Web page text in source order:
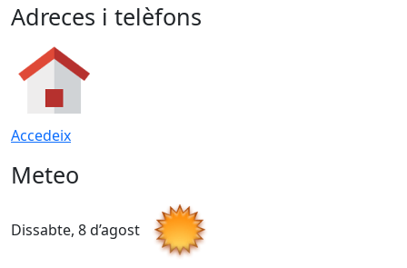
Adreces i telèfons
Accedeix
Meteo
Dissabte, 8 d’agost